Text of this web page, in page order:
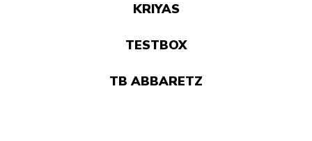
KRIYAS
TESTBOX
TB ABBARETZ